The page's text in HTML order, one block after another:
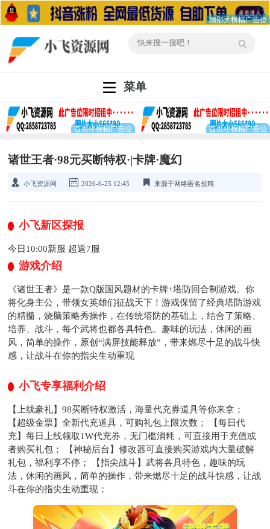
菜单
诸世王者·98元买断特权·|卡牌·魔幻
小飞资源网 2026-6-25 12:45 来源于网络匿名投稿
小飞新区探报
今日10:00新服 超返7服
游戏介绍
《诸世王者》是一款Q版国风题材的卡牌+塔防回合制游戏。你
将化身主公，带领女英雄们征战天下！游戏保留了经典塔防游戏
的精髓，烧脑策略秀操作，在传统塔防的基础上，结合了策略、
培养、战斗，每个武将也都各具特色。趣味的玩法，休闲的画
风，简单的操作，原创“满屏技能释放”，带来燃尽十足的战斗快
感，让战斗在你的指尖生动重现
小飞专享福利介绍
【上线豪礼】98买断特权激活，海量代充券道具等你来拿；
【超级金票】全新代充道具，可购礼包上限次数； 【每日代
充】每日上线领取1W代充券，无门槛消耗，可直接用于充值或
者购买礼包； 【神秘后台】修改器可直接购买游戏内大量破解
礼包，福利享不停； 【指尖战斗】武将各具特色，趣味的玩
法，休闲的画风，简单的操作，带来燃尽十足的战斗快感，让战
斗在你的指尖生动重现；